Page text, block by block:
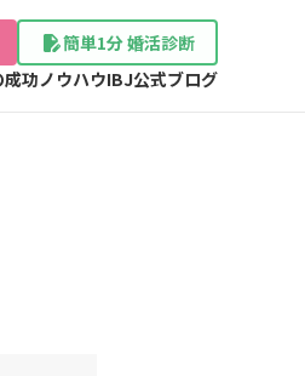
簡単1分 婚活診断
功ノウハウIBJ公式ブログ